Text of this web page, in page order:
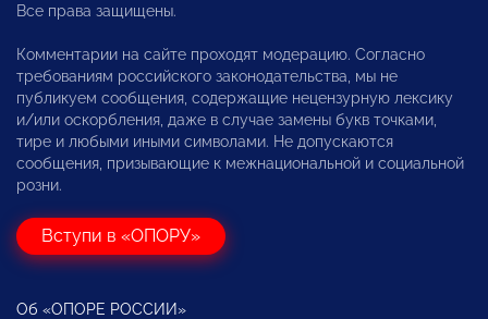
Все права защищены.
Комментарии на сайте проходят модерацию. Согласно
требованиям российского законодательства, мы не
публикуем сообщения, содержащие нецензурную лексику
и/или оскорбления, даже в случае замены букв точками,
тире и любыми иными символами. Не допускаются
сообщения, призывающие к межнациональной и социальной
розни.
Вступи в «ОПОРУ»
Об «ОПОРЕ РОССИИ»